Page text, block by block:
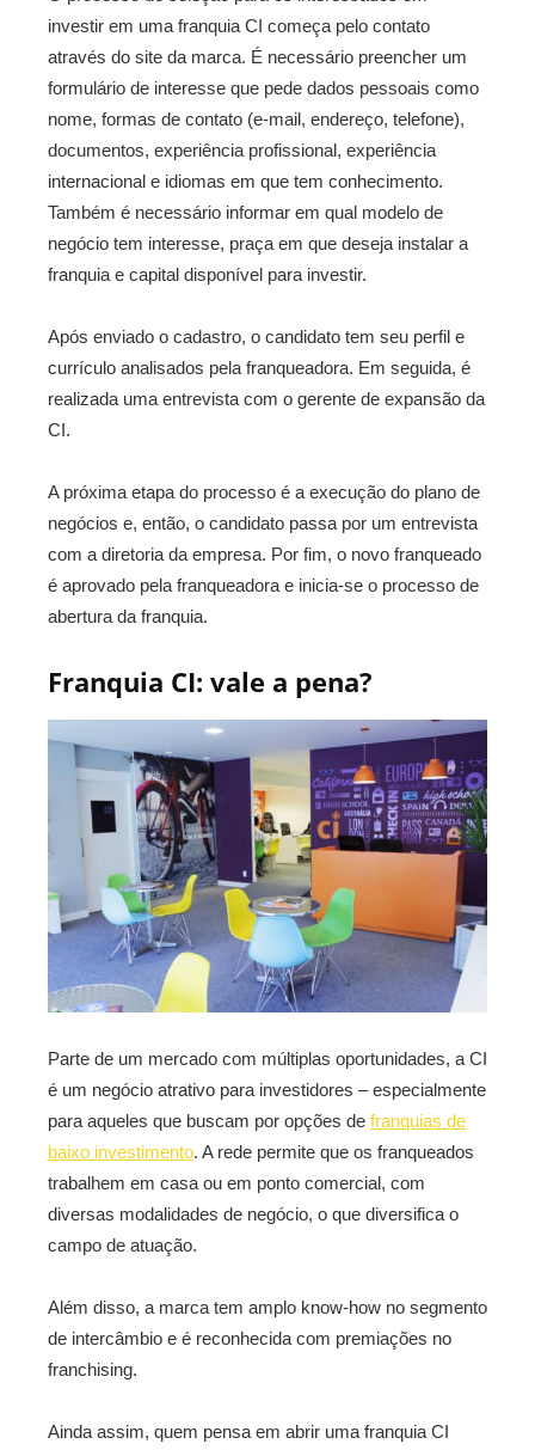
investir em uma franquia CI começa pelo contato
através do site da marca. É necessário preencher um
formulário de interesse que pede dados pessoais como
nome, formas de contato (e-mail, endereço, telefone),
documentos, experiência profissional, experiência
internacional e idiomas em que tem conhecimento.
Também é necessário informar em qual modelo de
negócio tem interesse, praça em que deseja instalar a
franquia e capital disponível para investir.
Após enviado o cadastro, o candidato tem seu perfil e
currículo analisados pela franqueadora. Em seguida, é
realizada uma entrevista com o gerente de expansão da
CI.
A próxima etapa do processo é a execução do plano de
negócios e, então, o candidato passa por um entrevista
com a diretoria da empresa. Por fim, o novo franqueado
é aprovado pela franqueadora e inicia-se o processo de
abertura da franquia.
Franquia CI: vale a pena?
Parte de um mercado com múltiplas oportunidades, a CI
é um negócio atrativo para investidores – especialmente
para aqueles que buscam por opções de franquias de
baixo investimento. A rede permite que os franqueados
trabalhem em casa ou em ponto comercial, com
diversas modalidades de negócio, o que diversifica o
campo de atuação.
Além disso, a marca tem amplo know-how no segmento
de intercâmbio e é reconhecida com premiações no
franchising.
Ainda assim, quem pensa em abrir uma franquia CI